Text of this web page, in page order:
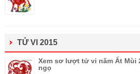
TỬ VI 2015
Xem sơ lượt tử vi năm Ất Mùi
ngọ